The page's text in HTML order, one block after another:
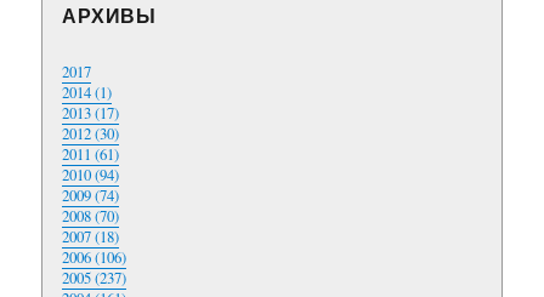
АРХИВЫ
2017
2014 (1)
2013 (17)
2012 (30)
2011 (61)
2010 (94)
2009 (74)
2008 (70)
2007 (18)
2006 (106)
2005 (237)